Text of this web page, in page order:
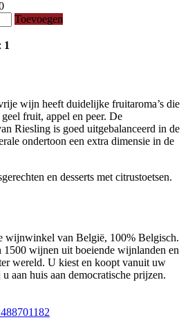
Toevoegen
1
wijn heeft duidelijke fruitaroma’s die
fruit, appel en peer. De
Riesling is goed uitgebalanceerd in de
ondertoon een extra dimensie in de
en desserts met citrustoetsen.
wijnwinkel van België, 100% Belgisch.
1500 wijnen uit boeiende wijnlanden en
wereld. U kiest en koopt vanuit uw
aan huis aan democratische prijzen.